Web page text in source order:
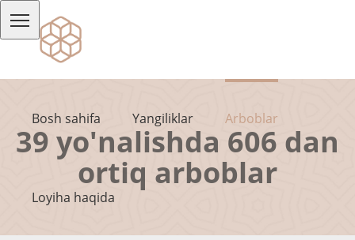
Bosh sahifa Yangiliklar Arboblar
Loyiha haqida
39 yo'nalishda 606 dan
ortiq arboblar